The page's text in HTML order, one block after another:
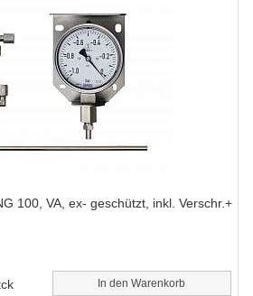
100, VA, ex- geschützt, inkl. Verschr.+
In den Warenkorb